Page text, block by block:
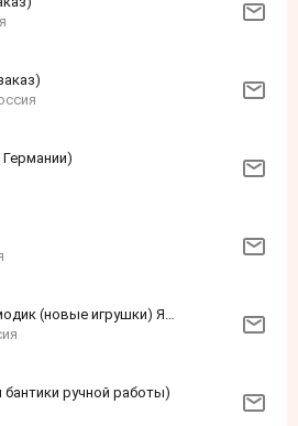
Германии)
Волшебный Комодик (новые игрушки) Я из Волгограда!
ручной работы)